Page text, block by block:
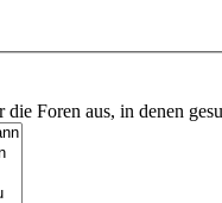
die Foren aus, in denen